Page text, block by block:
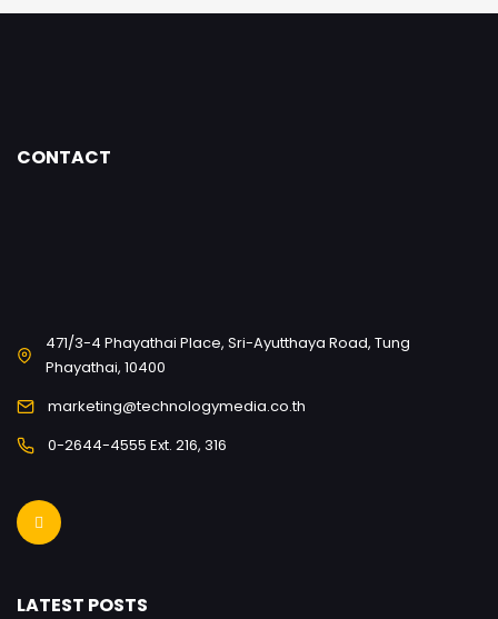
CONTACT
471/3-4 Phayathai Place, Sri-Ayutthaya Road, Tung
Phayathai, 10400
marketing@technologymedia.co.th
0-2644-4555 Ext. 216, 316
LATEST POSTS